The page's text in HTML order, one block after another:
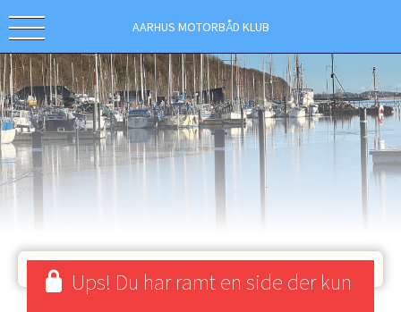
AARHUS MOTORBÅD KLUB
Ups! Du har ramt en side der kun